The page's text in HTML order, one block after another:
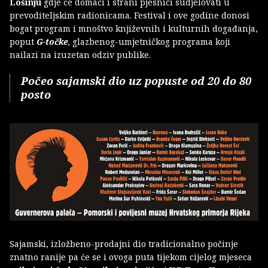
prevoditeljskim radionicama. Festival i ove godine donosi
bogat program i mnoštvo književnih i kulturnih događanja,
poput G-točke, glazbenog-umjetničkog programa koji
nailazi na izuzetan odziv publike.
Počeo sajamski dio uz popuste od 20 do 80
posto
Sajamski, izložbeno-prodajni dio tradicionalno počinje
znatno ranije pa će se i ovoga puta tijekom cijelog mjeseca